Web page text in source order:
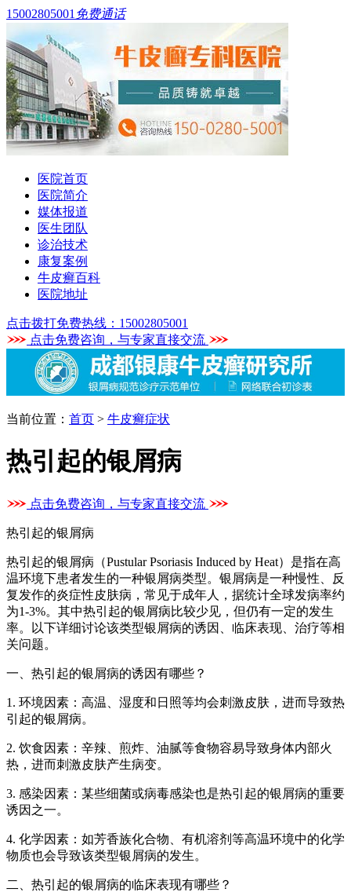
15002805001 免费通话
医院首页
医院简介
媒体报道
医生团队
诊治技术
康复案例
牛皮癣百科
医院地址
点击拨打免费热线：15002805001
点击免费咨询，与专家直接交流
当前位置： 首页 > 牛皮癣症状
热引起的银屑病
点击免费咨询，与专家直接交流
热引起的银屑病
热引起的银屑病（Pustular Psoriasis Induced by Heat）是指在高
温环境下患者发生的一种银屑病类型。银屑病是一种慢性、反
复发作的炎症性皮肤病，常见于成年人，据统计全球发病率约
为1-3%。其中热引起的银屑病比较少见，但仍有一定的发生
率。以下详细讨论该类型银屑病的诱因、临床表现、治疗等相
关问题。
一、热引起的银屑病的诱因有哪些？
1. 环境因素：高温、湿度和日照等均会刺激皮肤，进而导致热
引起的银屑病。
2. 饮食因素：辛辣、煎炸、油腻等食物容易导致身体内部火
热，进而刺激皮肤产生病变。
3. 感染因素：某些细菌或病毒感染也是热引起的银屑病的重要
诱因之一。
4. 化学因素：如芳香族化合物、有机溶剂等高温环境中的化学
物质也会导致该类型银屑病的发生。
二、热引起的银屑病的临床表现有哪些？